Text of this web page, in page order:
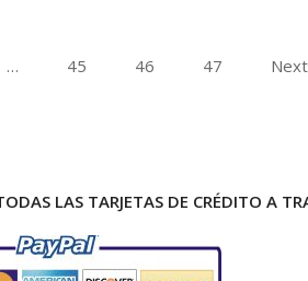
… 45 46 47 Next
LAS TARJETAS DE CRÉDITO A